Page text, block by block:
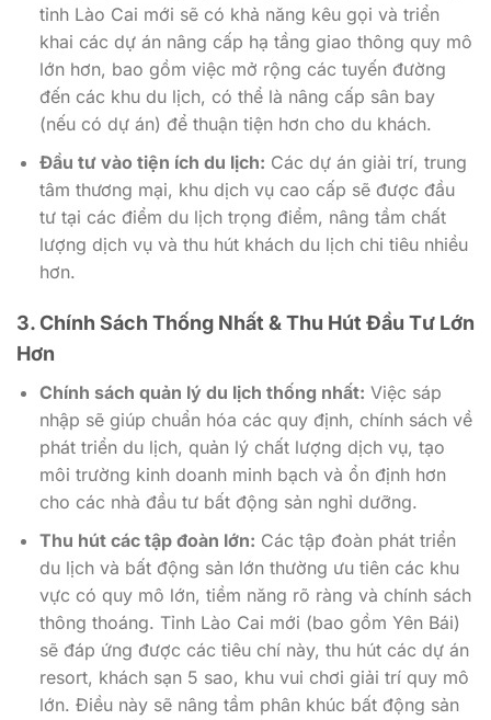
tỉnh Lào Cai mới sẽ có khả năng kêu gọi và triển
khai các dự án nâng cấp hạ tầng giao thông quy mô
lớn hơn, bao gồm việc mở rộng các tuyến đường
đến các khu du lịch, có thể là nâng cấp sân bay
(nếu có dự án) để thuận tiện hơn cho du khách.
Đầu tư vào tiện ích du lịch: Các dự án giải trí, trung
tâm thương mại, khu dịch vụ cao cấp sẽ được đầu
tư tại các điểm du lịch trọng điểm, nâng tầm chất
lượng dịch vụ và thu hút khách du lịch chi tiêu nhiều
hơn.
3. Chính Sách Thống Nhất & Thu Hút Đầu Tư Lớn
Hơn
Chính sách quản lý du lịch thống nhất: Việc sáp
nhập sẽ giúp chuẩn hóa các quy định, chính sách về
phát triển du lịch, quản lý chất lượng dịch vụ, tạo
môi trường kinh doanh minh bạch và ổn định hơn
cho các nhà đầu tư bất động sản nghỉ dưỡng.
Thu hút các tập đoàn lớn: Các tập đoàn phát triển
du lịch và bất động sản lớn thường ưu tiên các khu
vực có quy mô lớn, tiềm năng rõ ràng và chính sách
thông thoáng. Tỉnh Lào Cai mới (bao gồm Yên Bái)
sẽ đáp ứng được các tiêu chí này, thu hút các dự án
resort, khách sạn 5 sao, khu vui chơi giải trí quy mô
lớn. Điều này sẽ nâng tầm phân khúc bất động sản